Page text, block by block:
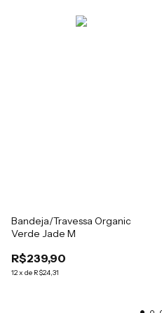
Bandeja/Travessa Organic
Verde Jade M
R$239,90
12x de R$24,31